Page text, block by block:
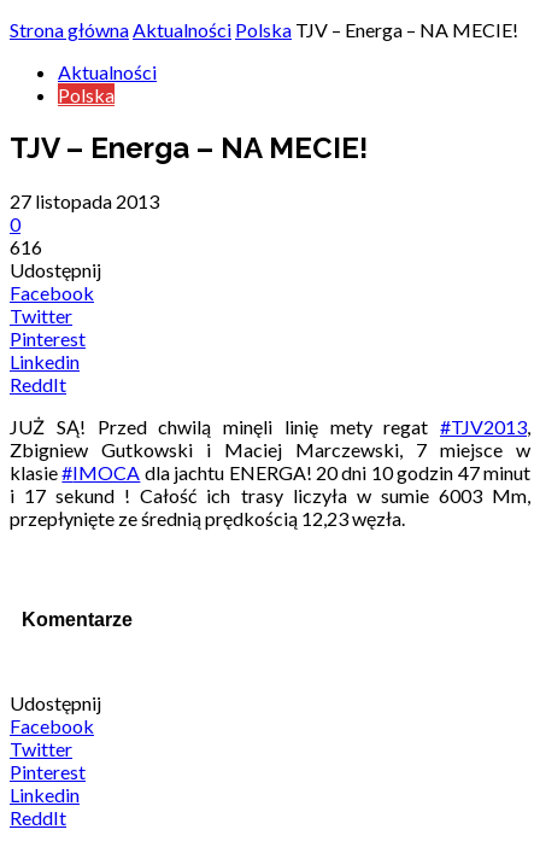
Strona głównaAktualności Polska TJV – Energa – NA MECIE!
Aktualności
Polska
TJV – Energa – NA MECIE!
27 listopada 2013
0
616
Udostępnij
Facebook
Twitter
Pinterest
Linkedin
ReddIt
JUŻ SĄ! Przed chwilą minęli linię mety regat ‪#‎TJV2013‬,
Zbigniew Gutkowski i Maciej Marczewski, 7 miejsce w
klasie‪#‎IMOCA‬ dla jachtu ENERGA! 20 dni 10 godzin 47 minut
i 17 sekund ! Całość ich trasy liczyła w sumie 6003 Mm,
przepłynięte ze średnią prędkością 12,23 węzła.
Komentarze
Udostępnij
Facebook
Twitter
Pinterest
Linkedin
ReddIt